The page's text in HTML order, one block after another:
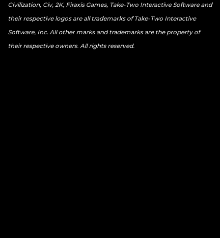
Civilization, Civ, 2K, Firaxis Games, Take-Two Interactive Software and
their respective logos are all trademarks of Take-Two Interactive
Software, Inc. All other marks and trademarks are the property of
their respective owners. All rights reserved.